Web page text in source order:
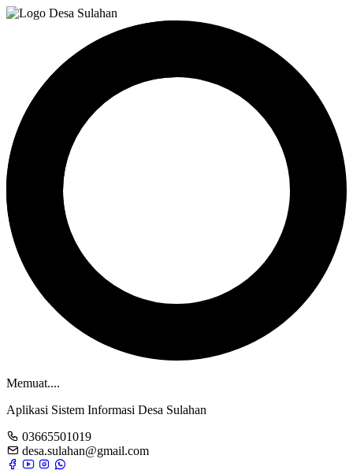
Memuat....
Aplikasi Sistem Informasi Desa Sulahan
03665501019
desa.sulahan@gmail.com